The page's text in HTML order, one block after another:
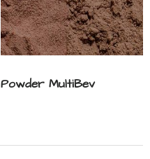
Powder MultiBev